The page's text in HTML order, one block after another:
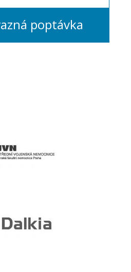
poptávka